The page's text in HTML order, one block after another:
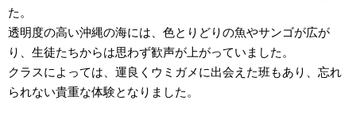
た。
透明度の高い沖縄の海には、色とりどりの魚やサンゴが広が
り、生徒たちからは思わず歓声が上がっていました。
クラスによっては、運良くウミガメに出会えた班もあり、忘れ
られない貴重な体験となりました。